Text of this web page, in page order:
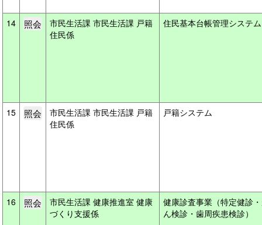
14
市民生活課 市民生活課 戸籍
住民係
住民基本台帳管理システ
15
市民生活課 市民生活課 戸籍
住民係
戸籍システム
16
市民生活課 健康推進室 健康
づくり支援係
健康診査事業（特定健診
ん検診・歯周疾患検診）